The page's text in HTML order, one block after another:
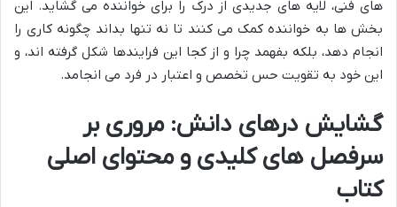
های فنی، لایه های جدیدی از درک را برای خواننده می گشاید. این
بخش ها به خواننده کمک می کنند تا نه تنها بداند چگونه کاری را
انجام دهد، بلکه بفهمد چرا و از کجا این فرایندها شکل گرفته اند، و
این خود به تقویت حس تخصص و اعتبار در فرد می انجامد.
گشایش درهای دانش: مروری بر
سرفصل های کلیدی و محتوای اصلی
کتاب